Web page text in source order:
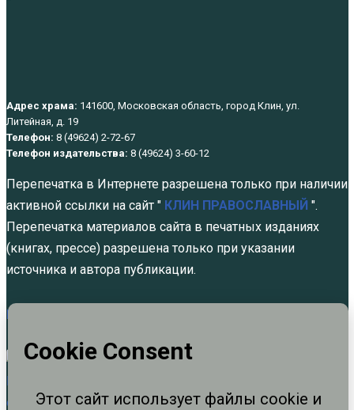
Адрес храма: 141600, Московская область, город Клин, ул.
Литейная, д. 19
Телефон: 8 (49624) 2-72-67
Телефон издательства: 8 (49624) 3-60-12
Перепечатка в Интернете разрешена только при наличии
активной ссылки на сайт " КЛИН ПРАВОСЛАВНЫЙ ".
Перепечатка материалов сайта в печатных изданиях
(книгах, прессе) разрешена только при указании
источника и автора публикации.
Политика обработки персональных данных
Отец Борис был очень трезвым
Авг 6, 2026